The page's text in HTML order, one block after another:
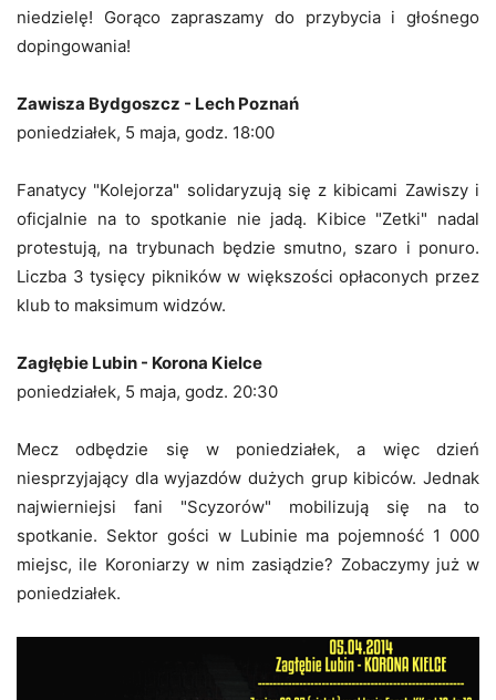
niedzielę! Gorąco zapraszamy do przybycia i głośnego
dopingowania!
Zawisza Bydgoszcz - Lech Poznań
poniedziałek, 5 maja, godz. 18:00
Fanatycy "Kolejorza" solidaryzują się z kibicami Zawiszy i
oficjalnie na to spotkanie nie jadą. Kibice "Zetki" nadal
protestują, na trybunach będzie smutno, szaro i ponuro.
Liczba 3 tysięcy pikników w większości opłaconych przez
klub to maksimum widzów.
Zagłębie Lubin - Korona Kielce
poniedziałek, 5 maja, godz. 20:30
Mecz odbędzie się w poniedziałek, a więc dzień
niesprzyjający dla wyjazdów dużych grup kibiców. Jednak
najwierniejsi fani "Scyzorów" mobilizują się na to
spotkanie. Sektor gości w Lubinie ma pojemność 1 000
miejsc, ile Koroniarzy w nim zasiądzie? Zobaczymy już w
poniedziałek.